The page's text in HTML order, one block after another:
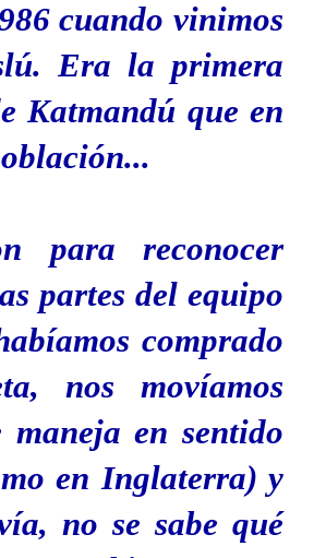
cuando vinimos
Era la primera
Katmandú que en
para reconocer
partes del equipo
comprado
nos movíamos
en sentido
en Inglaterra) y
no se sabe qué